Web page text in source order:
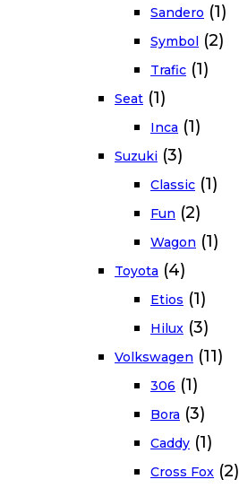
Sandero (1)
Symbol (2)
Trafic (1)
Seat (1)
Inca (1)
Suzuki (3)
Classic (1)
Fun (2)
Wagon (1)
Toyota (4)
Etios (1)
Hilux (3)
Volkswagen (11)
306 (1)
Bora (3)
Caddy (1)
Cross Fox (2)